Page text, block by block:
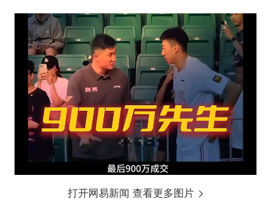
打开网易新闻 查看更多图片